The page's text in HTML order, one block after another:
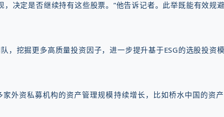
决定是否继续持有这些股票。”他告诉记者。此举既能有效规
，挖掘更多高质量投资因子，进一步提升基于ESG的选股投资
外资私募机构的资产管理规模持续增长，比如桥水中国的资